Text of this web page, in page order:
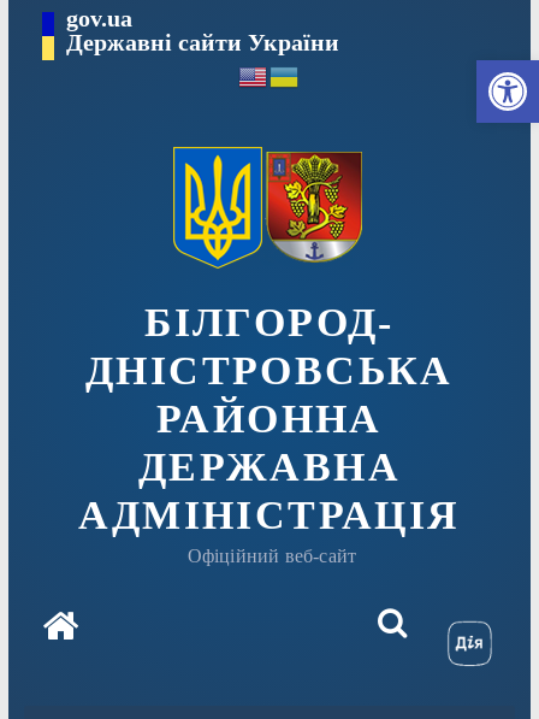
вмісту
gov.ua
Державні сайти України
БІЛГОРОД-
ДНІСТРОВСЬКА
РАЙОННА
ДЕРЖАВНА
АДМІНІСТРАЦІЯ
Офіційний веб-сайт